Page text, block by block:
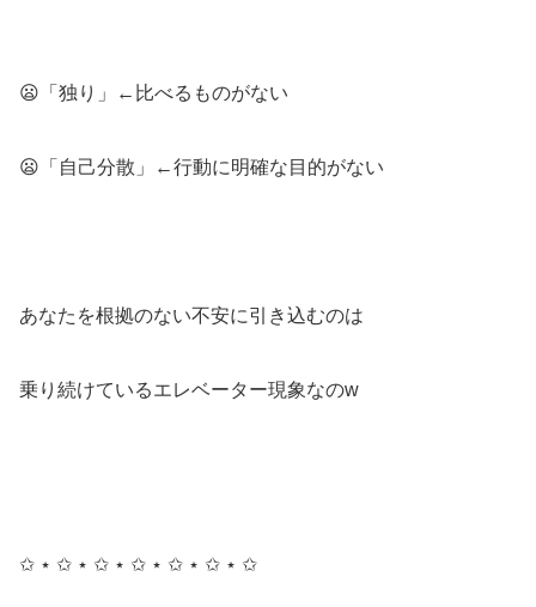
😦「独り」←比べるものがない
😦「自己分散」←行動に明確な目的がない
あなたを根拠のない不安に引き込むのは
乗り続けているエレベーター現象なのw
✩ ⋆ ✩ ⋆ ✩ ⋆ ✩ ⋆ ✩ ⋆ ✩ ⋆ ✩